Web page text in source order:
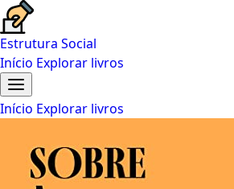
Estrutura Social
Início Explorar livros
Início Explorar livros